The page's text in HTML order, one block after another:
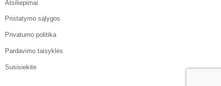
Atsiliepimai
Pristatymo sąlygos
Privatumo politika
Pardavimo taisyklės
Susisiekite